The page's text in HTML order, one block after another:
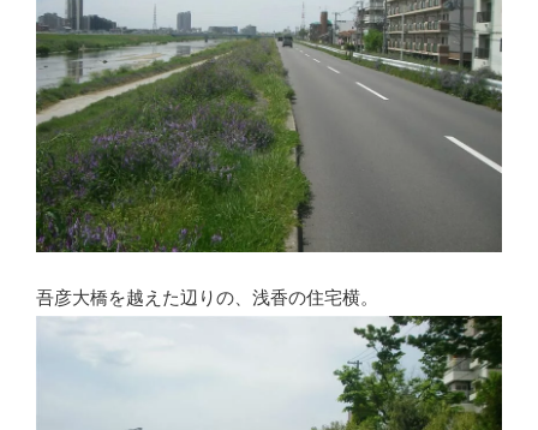
吾彦大橋を越えた辺りの、浅香の住宅横。